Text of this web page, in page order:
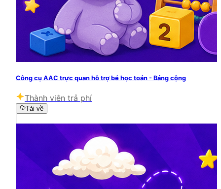
Công cụ AAC trực quan hỗ trợ bé học toán - Bảng cộng
Thành viên trả phí
Tải về